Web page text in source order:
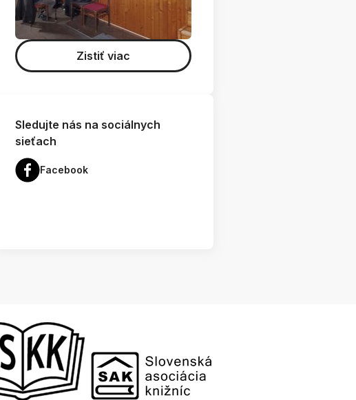
Zistiť viac
Sledujte nás na sociálnych
sieťach
Facebook